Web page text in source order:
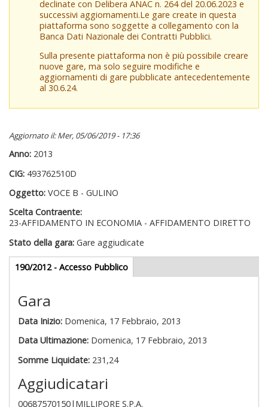
declinate con Delibera ANAC n. 264 del 20.06.2023 e
successivi aggiornamenti.Le gare create in questa
piattaforma sono soggette a collegamento con la
Banca Dati Nazionale dei Contratti Pubblici.
Sulla presente piattaforma non è più possibile creare
nuove gare, ma solo seguire modifiche e
aggiornamenti di gare pubblicate antecedentemente
al 30.6.24.
Aggiornato il: Mer, 05/06/2019 - 17:36
Anno: 2013
CIG: 493762510D
Oggetto: VOCE B - GULINO
Scelta Contraente:
23-AFFIDAMENTO IN ECONOMIA - AFFIDAMENTO DIRETTO
Stato della gara: Gare aggiudicate
Gare appalti
190/2012 - Accesso Pubblico(scheda
attiva)
Gara
Data Inizio: Domenica, 17 Febbraio, 2013
Data Ultimazione: Domenica, 17 Febbraio, 2013
Somme Liquidate: 231,24
Aggiudicatari
00687570150|MILLIPORE S.P.A.